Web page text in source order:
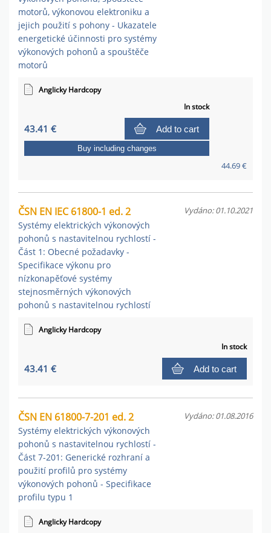
motorů, výkonovou elektroniku a
jejich použití s pohony - Ukazatele
energetické účinnosti pro systémy
výkonových pohonů a spouštěče
motorů
Anglicky Hardcopy
In stock
43.41 € Add to cart
44.69 €
Buy including changes
ČSN EN IEC 61800-1 ed. 2
Systémy elektrických výkonových
pohonů s nastavitelnou rychlostí -
Část 1: Obecné požadavky -
Specifikace výkonu pro
nízkonapěťové systémy
stejnosměrných výkonových
pohonů s nastavitelnou rychlostí
Vydáno: 01.10.2021
Anglicky Hardcopy
In stock
43.41 € Add to cart
ČSN EN 61800-7-201 ed. 2
Systémy elektrických výkonových
pohonů s nastavitelnou rychlostí -
Část 7-201: Generické rozhraní a
použití profilů pro systémy
výkonových pohonů - Specifikace
profilu typu 1
Vydáno: 01.08.2016
Anglicky Hardcopy